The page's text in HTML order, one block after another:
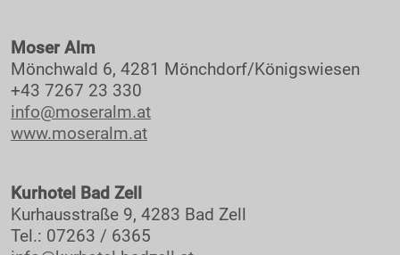
Moser Alm
Mönchwald 6, 4281 Mönchdorf/Königswiesen
+43 7267 23 330
info@moseralm.at
www.moseralm.at
Kurhotel Bad Zell
Kurhausstraße 9, 4283 Bad Zell
Tel.: 07263 / 6365